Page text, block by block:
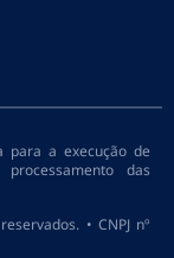
para a execução de
das
• CNPJ nº